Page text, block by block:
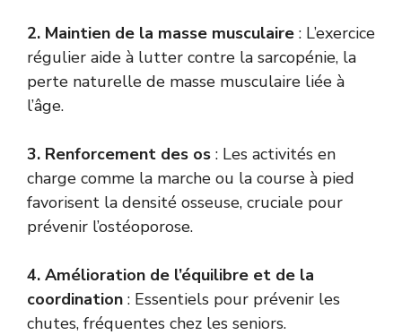
2. Maintien de la masse musculaire : L’exercice
régulier aide à lutter contre la sarcopénie, la
perte naturelle de masse musculaire liée à
l’âge.
3. Renforcement des os : Les activités en
charge comme la marche ou la course à pied
favorisent la densité osseuse, cruciale pour
prévenir l’ostéoporose.
4. Amélioration de l’équilibre et de la
coordination : Essentiels pour prévenir les
chutes, fréquentes chez les seniors.